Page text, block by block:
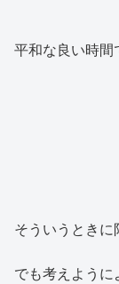
平和な良い時間
そういうときに
でも考えように